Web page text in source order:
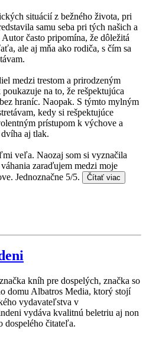
situácií z bežného života, pri
samu seba pri tých našich a
často pripomína, že dôležitá
ale aj mňa ako rodiča, s čím sa
medzi trestom a prirodzeným
na to, že rešpektujúca
hraníc. Naopak. S týmto mylným
kedy si rešpektujúce
prístupom k výchove a
aj tlak.
veľa. Naozaj som si vyznačila
zaraďujem medzi moje
Jednoznačne 5/5.
Čítať viac
kníh pre dospelých, značka so
domu Albatros Media, ktorý stojí
vydavateľstva v
vydáva kvalitnú beletriu aj non
dospelého čitateľa.